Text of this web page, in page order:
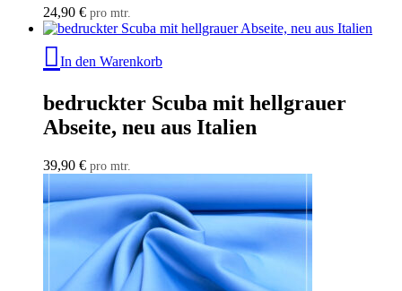
24,90 € pro mtr.
In den Warenkorb
bedruckter Scuba mit hellgrauer
Abseite, neu aus Italien
39,90 € pro mtr.